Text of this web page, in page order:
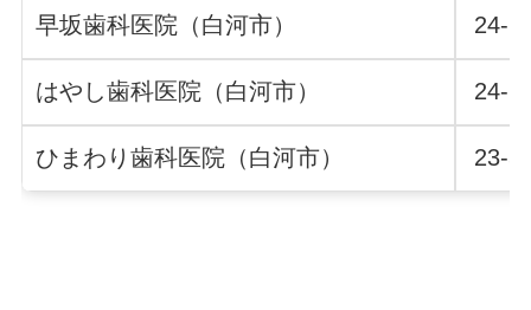
早坂歯科医院（白河市） 24-
はやし歯科医院（白河市） 24-
ひまわり歯科医院（白河市） 23-